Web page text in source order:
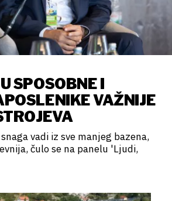
SPOSOBNE I
VAŽNIJE
vadi iz sve manjeg bazena,
čulo se na panelu 'Ljudi,